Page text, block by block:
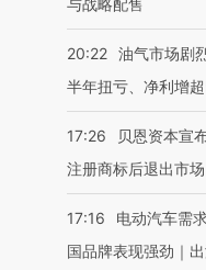
与战略配售
20:22 油气市场剧
半年扭亏、净利增
17:26
贝恩资本宣
注册商标后退出市场
17:16
电动汽车需
国品牌表现强劲｜